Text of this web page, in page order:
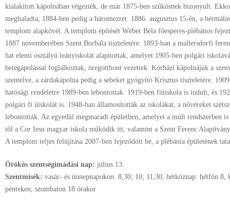
kialakított kápolnában végezték, de már 1875-ben szűkösnek bizonyult.
meghaladta, 1884-ben pedig a háromezret. 1886. augusztus 15-én, a
templom alapkövét. A templom építését Wéber Béla főesperes-plébános
1887 novemberében Szent Borbála tiszteletére. 1893-ban a mallersdorfi
hat elemi osztályú leányiskolát alapítottak, amelyet 1905-ben polgári
betegápolással foglalkoztak, öregotthont vezettek. Kórházi kápolnájuk a
szentelve, a zárdakápolna pedig a sebeket gyógyító Krisztus tiszteletére.
hatósági rendeletre 1989-ben lebontottak. 1919-ben fiúiskola is indult, és
polgári fi úiskolát is. 1948-ban államosították az iskolákat, a nővéreket
lebontották. Az egyedül megmaradt épületben, amelyet a múlt rendszerben
től a Cor Iesu magyar iskola működik itt, valamint a Szent Ferenc
A templom teljes felújítása 2007-ben fejeződött be, a plébánia épületének
Örökös szentségimádási nap: július 13.
Szentmisék: vasár- és ünnepnapokon: 8,30; 10; 11,30; hétköznap: hétfőn 8,
pénteken, szombaton 18 órakor